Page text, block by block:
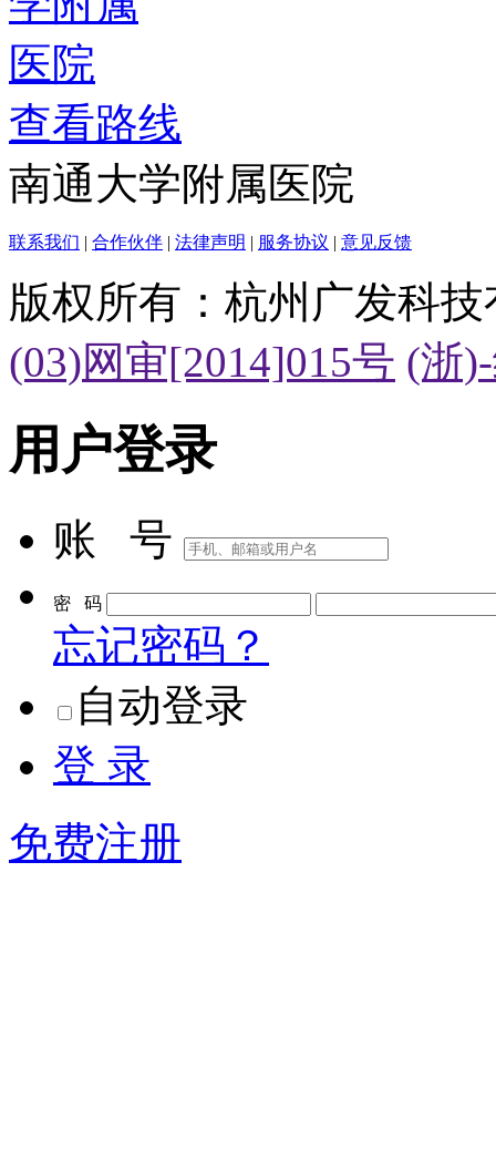
查看路线
南通大学附属医院
联系我们 | 合作伙伴 | 法律声明 | 服务协议 | 意见反馈
版权所有：杭州广发科
(03)网审[2014]015号 (浙
用户登录
账 号
密 码
忘记密码？
自动登录
登 录
免费注册